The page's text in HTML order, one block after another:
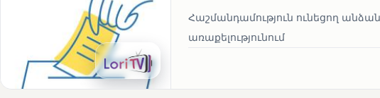
Հաշմանդամություն ունեցող
առաքելությունում